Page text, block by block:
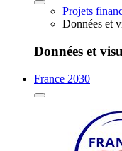
Projets
Données et
Données et
France 2030